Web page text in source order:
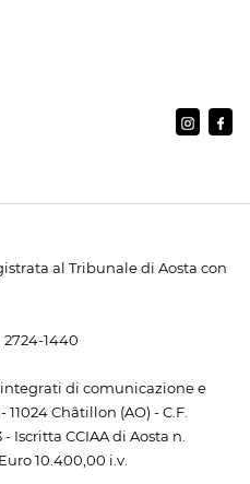
al Tribunale di Aosta con
2724-1440
integrati di comunicazione e
Châtillon (AO) - C.F.
Iscritta CCIAA di Aosta n.
10.400,00 i.v.